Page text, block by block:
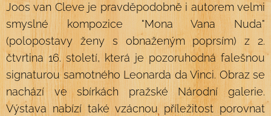
Joos van Cleve je pravděpodobně i autorem velmi
smyslné kompozice "Mona Vana Nuda"
(polopostavy ženy s obnaženým poprsím) z 2.
čtvrtina 16. století, která je pozoruhodná falešnou
signaturou samotného Leonarda da Vinci. Obraz se
nachází ve sbírkách pražské Národní galerie.
Výstava nabízí také vzácnou příležitost porovnat